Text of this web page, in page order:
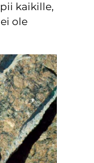
kaikille,
ole